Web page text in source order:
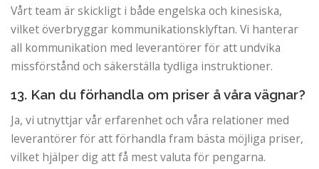
Vårt team är skickligt i både engelska och kinesiska,
vilket överbryggar kommunikationsklyftan. Vi hanterar
all kommunikation med leverantörer för att undvika
missförstånd och säkerställa tydliga instruktioner.
13. Kan du förhandla om priser å våra vägnar?
Ja, vi utnyttjar vår erfarenhet och våra relationer med
leverantörer för att förhandla fram bästa möjliga priser,
vilket hjälper dig att få mest valuta för pengarna.